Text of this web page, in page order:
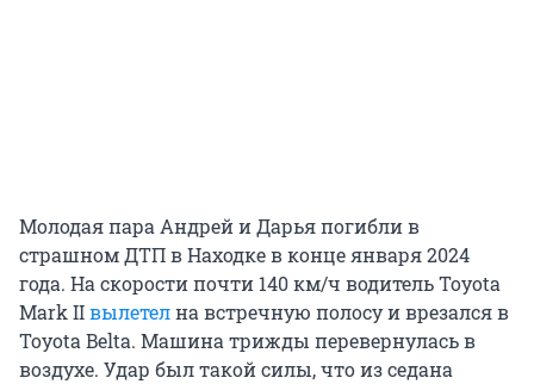
Молодая пара Андрей и Дарья погибли в
страшном ДТП в Находке в конце января 2024
года. На скорости почти 140 км/ч водитель Toyota
Mark IIвылетелна встречную полосу и врезался в
Toyota Belta. Машина трижды перевернулась в
воздухе. Удар был такой силы, что из седана